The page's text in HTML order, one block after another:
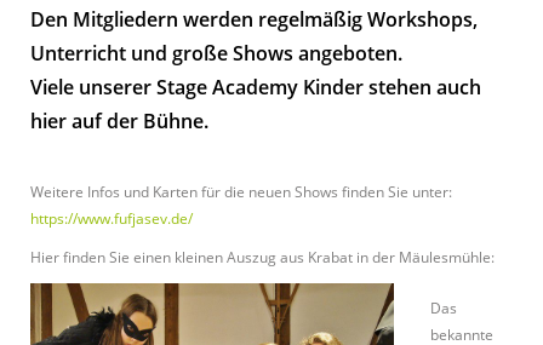
Kontakt
Den Mitgliedern werden regelmäßig Workshops,
Unterricht und große Shows angeboten.
Viele unserer Stage Academy Kinder stehen auch
hier auf der Bühne.
Weitere Infos und Karten für die neuen Shows finden Sie unter:
https://www.fufjasev.de/
Hier finden Sie einen kleinen Auszug aus Krabat in der Mäulesmühle:
Das
bekannte